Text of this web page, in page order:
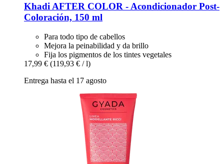
Khadi AFTER COLOR -​ Acondicionador Post-​
Coloración, 150 ml
Para todo tipo de cabellos
Mejora la peinabilidad y da brillo
Fija los pigmentos de los tintes vegetales
17,99 € (119,93 € / l)
Entrega hasta el 17 agosto